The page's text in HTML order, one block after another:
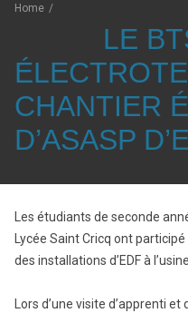
Home /
LE
CHANTIER
D’ASASP
Les étudiants de seconde
Lycée Saint Cricq ont
des installations d’EDF à
Lors d’une visite d’apprenti et